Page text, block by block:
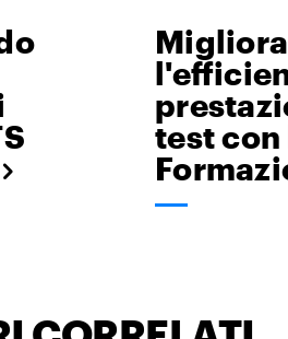
Migliora
test con